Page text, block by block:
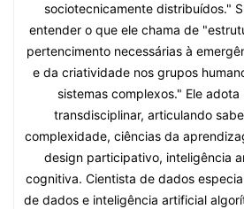
sociotecnicamente distribuídos."
entender o que ele chama de
pertencimento necessárias à
e da criatividade nos grupos
sistemas complexos." Ele
transdisciplinar, articulando
complexidade, ciências da
design participativo, inteligência
cognitiva. Cientista de dados
de dados e inteligência artificial